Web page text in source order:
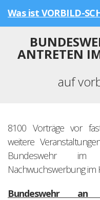
Was ist VORBILD-
ANTRETEN
auf
8100 Vorträge vor
weitere
Bundeswehr
Nachwuchswerbung im
Bundeswehr